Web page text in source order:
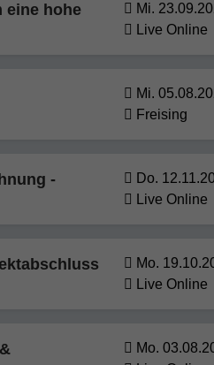
eine hohe
Mi.
Live Online
Mi.
Freising
-
Do.
Live Online
Mo.
Live Online
Mo.